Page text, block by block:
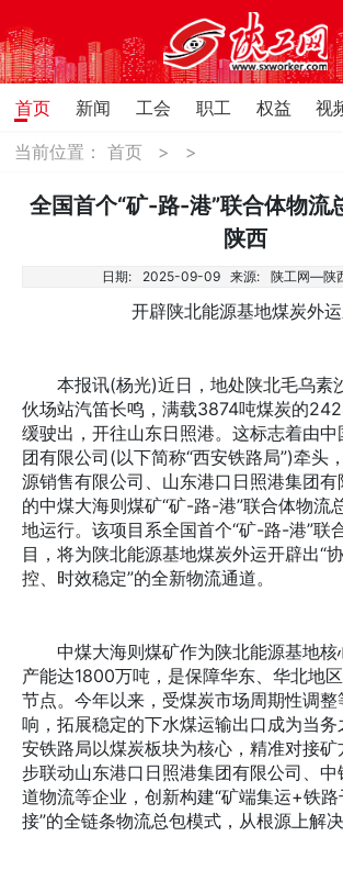
首页 新闻 工会 职工 权益 视
当前位置：首页 > >
全国首个“矿-路-港”联合体物流
陕西
日期: 2025-09-09 来源: 陕工网—陕
开辟陕北能源基地煤炭外运
本报讯(杨光)近日，地处陕北毛乌素
伙场站汽笛长鸣，满载3874吨煤炭的
缓驶出，开往山东日照港。这标志着由
团有限公司(以下简称“西安铁路局”)牵头
源销售有限公司、山东港口日照港集团
的中煤大海则煤矿“矿-路-港”联合体物流
地运行。该项目系全国首个“矿-路-港”联
目，将为陕北能源基地煤炭外运开辟出“
控、时效稳定”的全新物流通道。
中煤大海则煤矿作为陕北能源基地核
产能达1800万吨，是保障华东、华北地
节点。今年以来，受煤炭市场周期性调
响，拓展稳定的下水煤运输出口成为当
安铁路局以煤炭板块为核心，精准对接
步联动山东港口日照港集团有限公司、中
道物流等企业，创新构建“矿端集运+铁
接”的全链条物流总包模式，从根源上解